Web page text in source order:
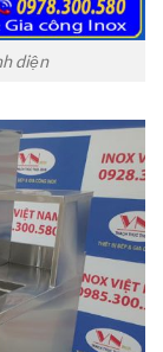
diện